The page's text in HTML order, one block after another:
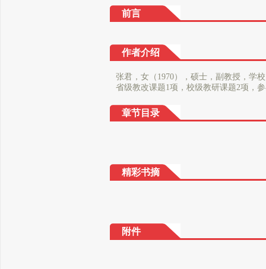
前言
作者介绍
张君，女（1970），硕士，副教授，学
省级教改课题1项，校级教研课题2项，
章节目录
精彩书摘
附件